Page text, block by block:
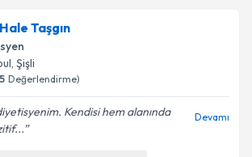
Taşgın
, Şişli
Değerlendirme)
Kendisi hem alanında
Devamı